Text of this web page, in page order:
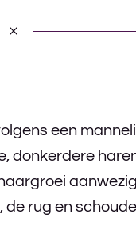
een
donkerdere
rug en